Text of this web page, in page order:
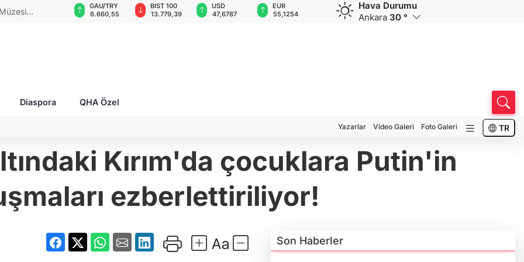
savaş6.660,55
BIST 100
13.779,39
USD
47,6787
EUR
55,1254
GBP
64,3468
CHF
59,0083
CAD
34,1883
Hava Durumu
Ankara 30 °
Diaspora QHA Özel
Yazarlar Video Galeri Foto Galeri TR
Kırım'da çocuklara Putin'in
ezberlettiriliyor!
Son Haberler